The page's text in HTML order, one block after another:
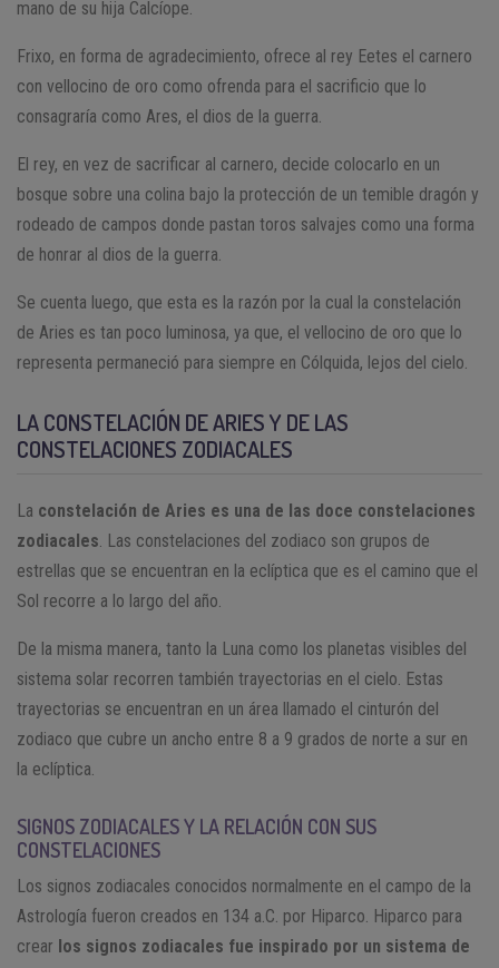
mano de su hija Calcíope.
Frixo, en forma de agradecimiento, ofrece al rey Eetes el carnero
con vellocino de oro como ofrenda para el sacrificio que lo
consagraría como Ares, el dios de la guerra.
El rey, en vez de sacrificar al carnero, decide colocarlo en un
bosque sobre una colina bajo la protección de un temible dragón y
rodeado de campos donde pastan toros salvajes como una forma
de honrar al dios de la guerra.
Se cuenta luego, que esta es la razón por la cual la constelación
de Aries es tan poco luminosa, ya que, el vellocino de oro que lo
representa permaneció para siempre en Cólquida, lejos del cielo.
LA CONSTELACIÓN DE ARIES Y DE LAS
CONSTELACIONES ZODIACALES
La constelación de Aries es una de las doce constelaciones
zodiacales. Las constelaciones del zodiaco son grupos de
estrellas que se encuentran en la eclíptica que es el camino que el
Sol recorre a lo largo del año.
De la misma manera, tanto la Luna como los planetas visibles del
sistema solar recorren también trayectorias en el cielo. Estas
trayectorias se encuentran en un área llamado el cinturón del
zodiaco que cubre un ancho entre 8 a 9 grados de norte a sur en
la eclíptica.
SIGNOS ZODIACALES Y LA RELACIÓN CON SUS
CONSTELACIONES
Los signos zodiacales conocidos normalmente en el campo de la
Astrología fueron creados en 134 a.C. por Hiparco. Hiparco para
crear los signos zodiacales fue inspirado por un sistema de